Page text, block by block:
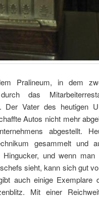
Pralineum, in dem
das
Vater des heutigen
Autos nicht mehr
abgestellt.
gesammelt und
und wenn man
sieht, kann sich gut
auch einige Exemplare
Mit einer